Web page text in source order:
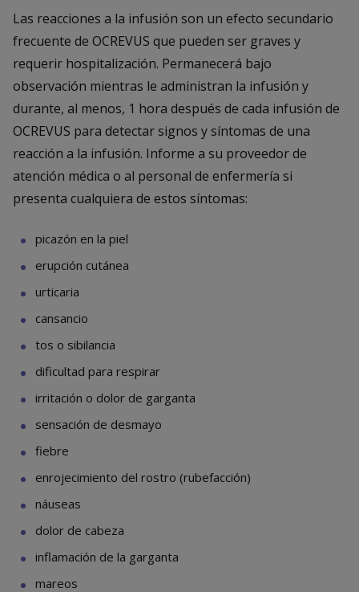
Las reacciones a la infusión son un efecto secundario
frecuente de OCREVUS que pueden ser graves y
requerir hospitalización. Permanecerá bajo
observación mientras le administran la infusión y
durante, al menos, 1 hora después de cada infusión de
OCREVUS para detectar signos y síntomas de una
reacción a la infusión. Informe a su proveedor de
atención médica o al personal de enfermería si
presenta cualquiera de estos síntomas:
picazón en la piel
erupción cutánea
urticaria
cansancio
tos o sibilancia
dificultad para respirar
irritación o dolor de garganta
sensación de desmayo
fiebre
enrojecimiento del rostro (rubefacción)
náuseas
dolor de cabeza
inflamación de la garganta
mareos